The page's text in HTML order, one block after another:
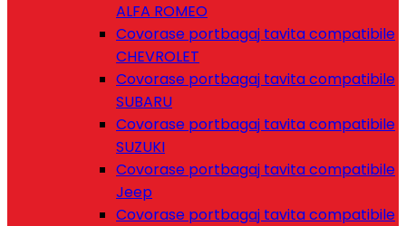
ALFA ROMEO
Covorase portbagaj tavita compatibile
CHEVROLET
Covorase portbagaj tavita compatibile
SUBARU
Covorase portbagaj tavita compatibile
SUZUKI
Covorase portbagaj tavita compatibile
Jeep
Covorase portbagaj tavita compatibile